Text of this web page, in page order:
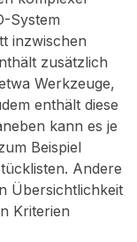
System
inzwischen
zusätzlich
Werkzeuge,
enthält diese
kann es je
Beispiel
Andere
Übersichtlichkeit
Kriterien